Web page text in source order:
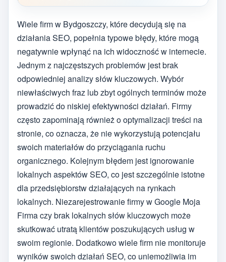
Wiele firm w Bydgoszczy, które decydują się na
działania SEO, popełnia typowe błędy, które mogą
negatywnie wpłynąć na ich widoczność w internecie.
Jednym z najczęstszych problemów jest brak
odpowiedniej analizy słów kluczowych. Wybór
niewłaściwych fraz lub zbyt ogólnych terminów może
prowadzić do niskiej efektywności działań. Firmy
często zapominają również o optymalizacji treści na
stronie, co oznacza, że nie wykorzystują potencjału
swoich materiałów do przyciągania ruchu
organicznego. Kolejnym błędem jest ignorowanie
lokalnych aspektów SEO, co jest szczególnie istotne
dla przedsiębiorstw działających na rynkach
lokalnych. Niezarejestrowanie firmy w Google Moja
Firma czy brak lokalnych słów kluczowych może
skutkować utratą klientów poszukujących usług w
swoim regionie. Dodatkowo wiele firm nie monitoruje
wyników swoich działań SEO, co uniemożliwia im